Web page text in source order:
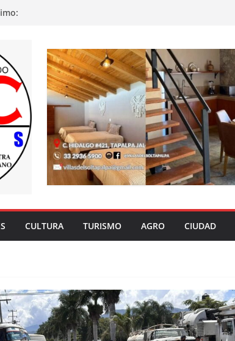
CULTURA TURISMO AGRO CIUDAD